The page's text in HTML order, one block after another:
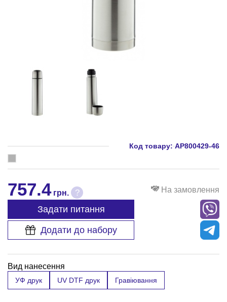
Код товару: AP800429-46
757.4грн. ? На замовлення
Задати питання
Додати до набору
Вид нанесення
УФ друк UV DTF друк Гравіювання